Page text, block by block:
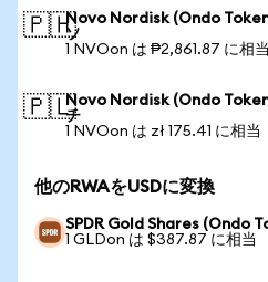
🇵🇭Novo Nordisk (Ondo
ソ
1 NVOon は ₱2,861.87 に相当
🇵🇱Novo Nordisk (Ondo
チ
1 NVOon は zł 175.41 に相当
他のRWAをUSDに変換
SPDR Gold Shares (Ondo
1 GLDon は $387.87 に相当